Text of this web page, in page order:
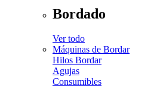
Bordado
Ver todo
Máquinas de Bordar
Hilos Bordar
Agujas
Consumibles